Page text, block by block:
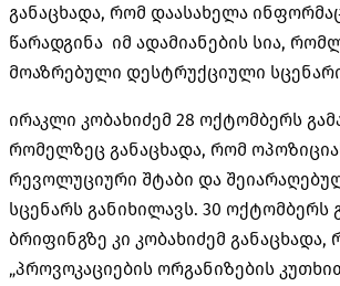
განაცხადა, რომ დაასახელა
წარადგინა იმ ადამიანების სია,
მოაზრებული დესტრუქციული
ირაკლი კობახიძემ 28 ოქტომბერს
რომელზეც განაცხადა, რომ
რევოლუციური შტაბი და
სცენარს განიხილავს. 30 ოქტომბერს
ბრიფინგზე კი კობახიძემ განაცხადა,
„პროვოკაციების ორგანიზების